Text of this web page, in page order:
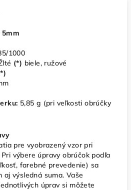
1000
(*) biele, ružové
5,85 g (pri veľkosti obrúčky
pre vyobrazený vzor pri
výbere úpravy obrúčok podľa
farebné prevedenie) sa
výsledná suma. Vaše
úprav si môžete